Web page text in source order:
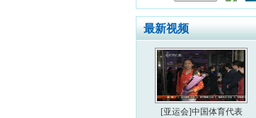
最新视频
[亚运会]中国体育代表